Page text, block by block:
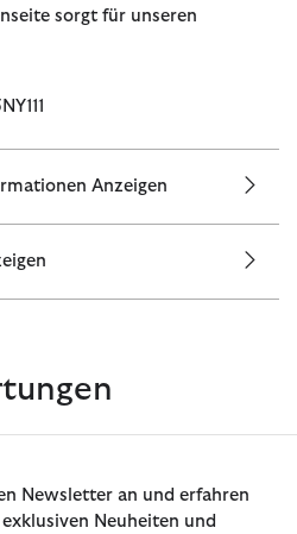
sorgt für unseren
Anzeigen
Newsletter an und erfahren
Neuheiten und